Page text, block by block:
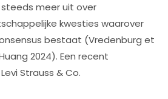
steeds meer uit over
kwesties waarover
bestaat (Vredenburg et
2024). Een recent
Strauss & Co.